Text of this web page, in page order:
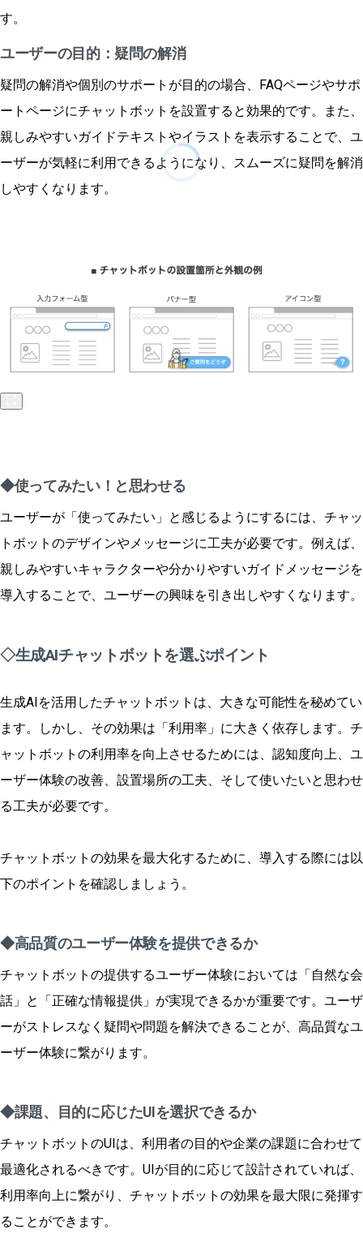
す。
ユーザーの目的：疑問の解消
疑問の解消や個別のサポートが目的の場合、FAQページやサポ
ートページにチャットボットを設置すると効果的です。また、
親しみやすいガイドテキストやイラストを表示することで、ユ
ーザーが気軽に利用できるようになり、スムーズに疑問を解消
しやすくなります。
◆使ってみたい！と思わせる
ユーザーが「使ってみたい」と感じるようにするには、チャッ
トボットのデザインやメッセージに工夫が必要です。例えば、
親しみやすいキャラクターや分かりやすいガイドメッセージを
導入することで、ユーザーの興味を引き出しやすくなります。
◇生成AIチャットボットを選ぶポイント
生成AIを活用したチャットボットは、大きな可能性を秘めてい
ます。しかし、その効果は「利用率」に大きく依存します。チ
ャットボットの利用率を向上させるためには、認知度向上、ユ
ーザー体験の改善、設置場所の工夫、そして使いたいと思わせ
る工夫が必要です。
チャットボットの効果を最大化するために、導入する際には以
下のポイントを確認しましょう。
◆高品質のユーザー体験を提供できるか
チャットボットの提供するユーザー体験においては「自然な会
話」と「正確な情報提供」が実現できるかが重要です。ユーザ
ーがストレスなく疑問や問題を解決できることが、高品質なユ
ーザー体験に繋がります。
◆課題、目的に応じたUIを選択できるか
チャットボットのUIは、利用者の目的や企業の課題に合わせて
最適化されるべきです。UIが目的に応じて設計されていれば、
利用率向上に繋がり、チャットボットの効果を最大限に発揮す
ることができます。